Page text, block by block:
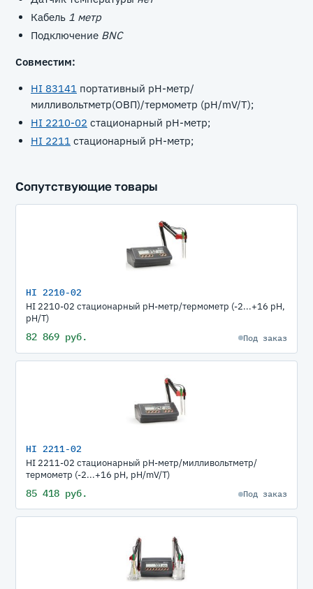
Кабель 1 метр
Подключение BNC
Совместим:
HI 83141 портативный рН-метр/
милливольтметр(ОВП)/термометр (pH/mV/T);
HI 2210-02 стационарный рН-метр;
HI 2211 стационарный рН-метр;
Сопутствующие товары
HI 2210-02
HI 2210-02 стационарный рН-метр/термометр (-2...+16 pH,
pH/T)
82 869 руб. Под заказ
HI 2211-02
HI 2211-02 стационарный рН-метр/милливольтметр/
термометр (-2...+16 pH, pH/mV/T)
85 418 руб. Под заказ